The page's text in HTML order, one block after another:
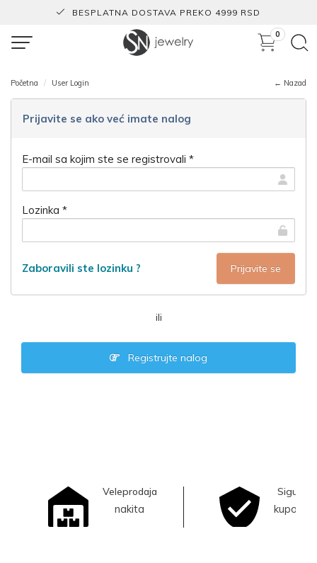
BESPLATNA DOSTAVA PREKO 4999 RSD
0
Početna User Login ← Nazad
Prijavite se ako već imate nalog
E-mail sa kojim ste se registrovali *
Lozinka *
Zaboravili ste lozinku ?
ili
Registrujte nalog
Veleprodaja
nakita
Sigurna
kupovina